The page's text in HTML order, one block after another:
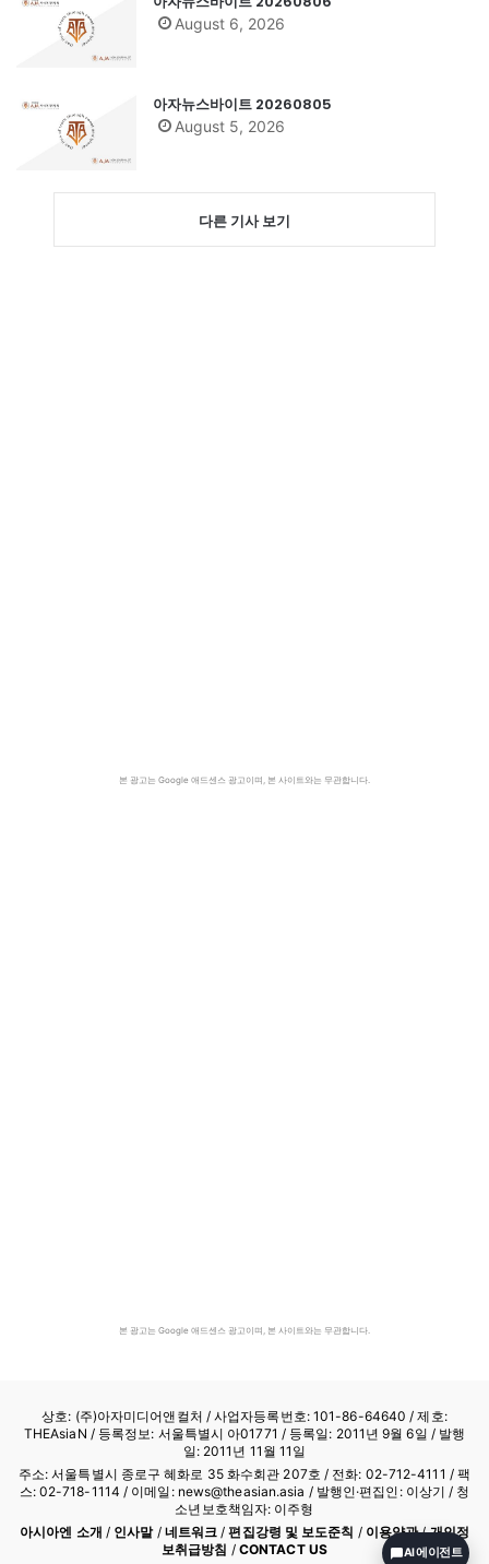
August 6, 2026
아자뉴스바이트 20260805
August 5, 2026
다른 기사 보기
본 광고는 Google 애드센스 광고이며, 본 사이트와는 무관합니다.
본 광고는 Google 애드센스 광고이며, 본 사이트와는 무관합니다.
상호: (주)아자미디어앤컬처 /사업자등록번호: 101-86-64640 / 제호:
THEAsiaN / 등록정보: 서울특별시 아01771 / 등록일: 2011년 9월 6일 / 발행
일: 2011년 11월 11일
주소: 서울특별시 종로구 혜화로 35 화수회관 207호 / 전화: 02-712-4111 / 팩
스: 02-718-1114 / 이메일: news@theasian.asia / 발행인·편집인: 이상기 / 청
소년보호책임자: 이주형
아시아엔 소개 / 인사말/ 네트워크 /편집강령 및 보도준칙 / 이용약관/개인정
보취급방침 / CONTACT US
AI 에이전트